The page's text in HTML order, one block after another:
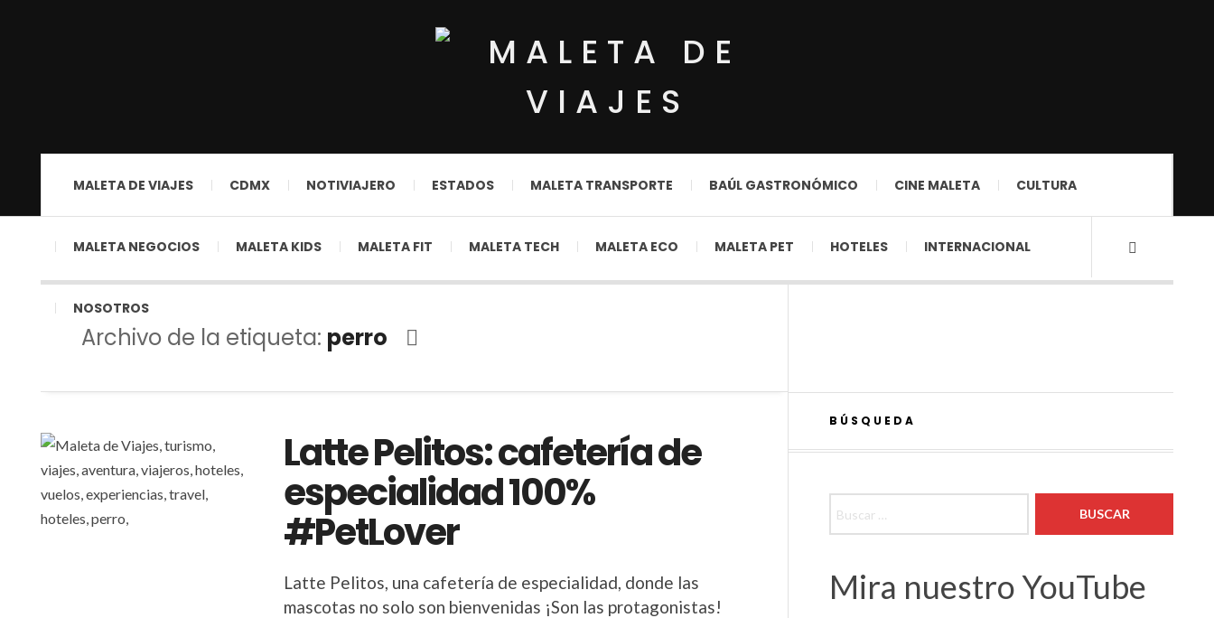
MALETA DE VIAJES CDMX NOTIVIAJERO ESTADOS MALETA TRANSPORTE BAÚL GASTRONÓMICO CINE MALETA CULTURA
MALETA NEGOCIOS MALETA KIDS MALETA FIT MALETA TECH MALETA ECO MALETA PET HOTELES INTERNACIONAL
NOSOTROS
Archivo de la etiqueta: perro
Latte Pelitos: cafetería de
especialidad 100%
#PetLover
Latte Pelitos, una cafetería de especialidad, donde las
mascotas no solo son bienvenidas ¡Son las protagonistas!
BÚSQUEDA
Mira nuestro YouTube